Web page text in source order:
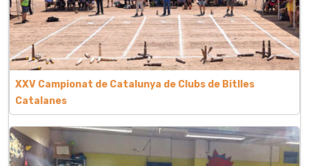
XXV Campionat de Catalunya de Clubs de Bitlles
Catalanes